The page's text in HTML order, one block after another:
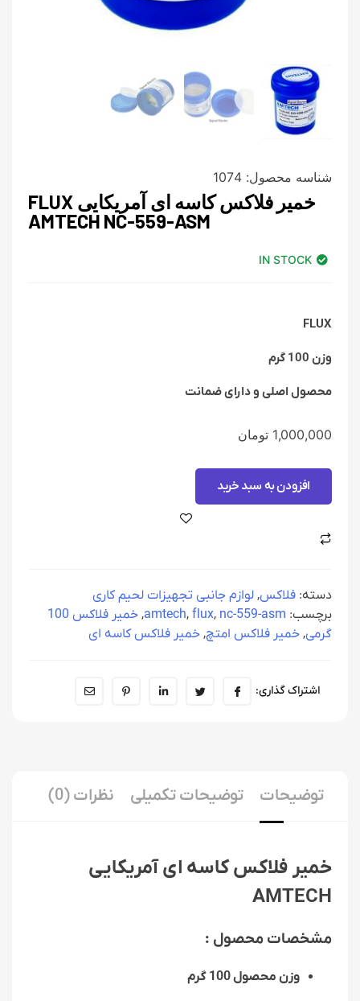
شناسه محصول: 1074
خمیر فلاکس کاسه ای آمریکایی FLUX
AMTECH NC-559-ASM
IN STOCK
FLUX
وزن 100 گرم
محصول اصلی و دارای ضمانت
1,000,000 تومان
افزودن به سبد خرید
دسته: فلاکس, لوازم جانبی تجهیزات لحیم کاری
برچسب:
amtech, flux, nc-559-asm
,
خمیر فلاکس 100
گرمی, خمیر فلاکس امتچ, خمیر فلاکس کاسه ای
اشتراک گذاری:
توضیحات توضیحات تکمیلی نظرات (0)
خمیر فلاکس کاسه ای آمریکایی
AMTECH
مشخصات محصول :
وزن محصول 100 گرم